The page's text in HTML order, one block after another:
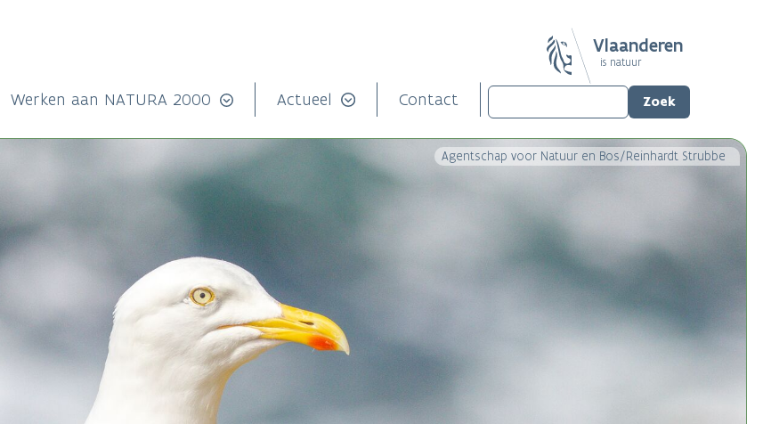
Vlaanderen
is natuur
Werken aan NATURA 2000 Actueel Contact
Agentschap voor Natuur en Bos/Reinhardt Strubbe